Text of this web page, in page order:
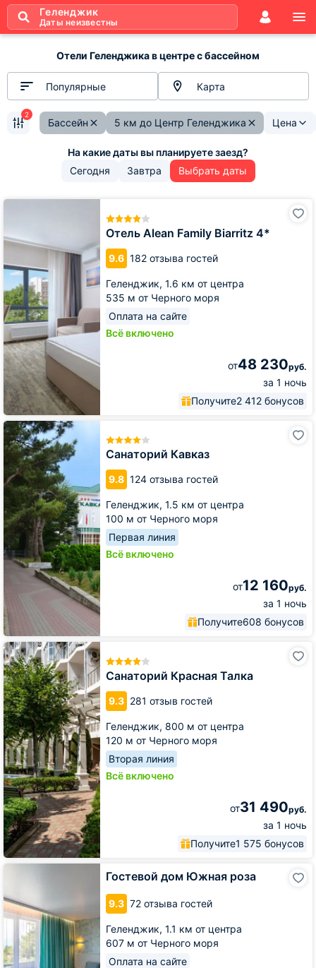
Геленджик
Даты неизвестны
Отели Геленджика в центре с бассейном
Популярные Карта
Бассейн 5 км до Центр Геленджика Цена
2
Сегодня Завтра Выбрать даты
Отель Alean Family Biarritz 4*
9.6 182 отзыва гостей
Геленджик, 1.6 км от центра
535 м от Черного моря
Оплата на сайте
Всё включено
от48 230руб.
за 1 ночь
Получите2 412 бонусов
Отель
Biarritz
Санаторий Кавказ
9.8 124 отзыва гостей
Геленджик, 1.5 км от центра
100 м от Черного моря
Первая линия
Всё включено
от12 160руб.
за 1 ночь
Получите608 бонусов
Санаторий
Кавказ
Санаторий Красная Талка
9.3 281 отзыв гостей
Геленджик, 800 м от центра
120 м от Черного моря
Вторая линия
Всё включено
от31 490руб.
за 1 ночь
Получите1 575 бонусов
Санаторий
Красная
Талка
Гостевой дом Южная роза
9.3 72 отзыва гостей
Геленджик, 1.1 км от центра
607 м от Черного моря
Оплата на сайте
Южная
роза